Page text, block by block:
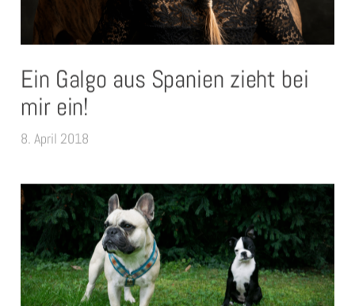
Ein Galgo aus Spanien zieht bei
mir ein!
8. April 2018